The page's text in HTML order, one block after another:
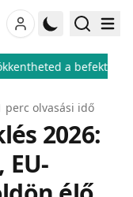
adód ♦ ÁFA
perc olvasási idő
2026:
EU-